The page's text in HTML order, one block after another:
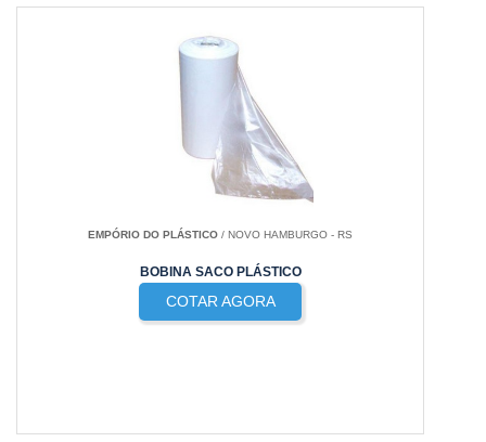
EMPÓRIO DO PLÁSTICO / NOVO HAMBURGO - RS
BOBINA SACO PLÁSTICO
COTAR AGORA